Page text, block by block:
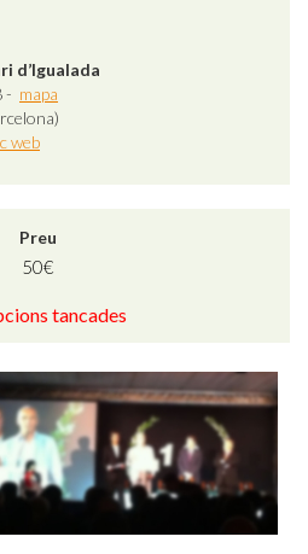
d’Igualada
- mapa
web
Preu
50€
tancades